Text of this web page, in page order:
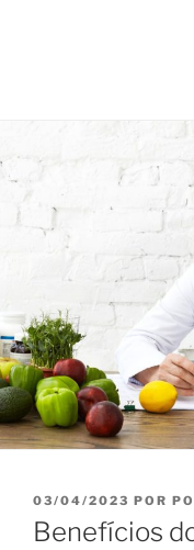
PUBLICADO
EM
03/04/2023 POR
Benefícios